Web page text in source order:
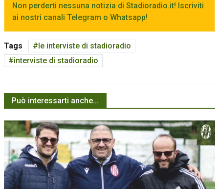
Non perderti nessuna notizia di Stadioradio.it! Iscriviti
ai nostri canali Telegram o Whatsapp!
Tags
le interviste di stadioradio
interviste di stadioradio
Può interessarti anche...